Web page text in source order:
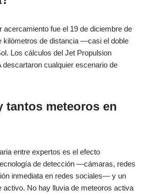
acercamiento fue el 19 de diciembre de
kilómetros de distancia —casi el doble
Los cálculos del Jet Propulsion
descartaron cualquier escenario de
tantos meteoros en
entre expertos es el efecto
de detección —cámaras, redes
inmediata en redes sociales— y un
activo. No hay lluvia de meteoros activa